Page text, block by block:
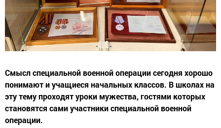
Смысл специальной военной операции сегодня хорошо
понимают и учащиеся начальных классов. В школах на
эту тему проходят уроки мужества, гостями которых
становятся сами участники специальной военной
операции.